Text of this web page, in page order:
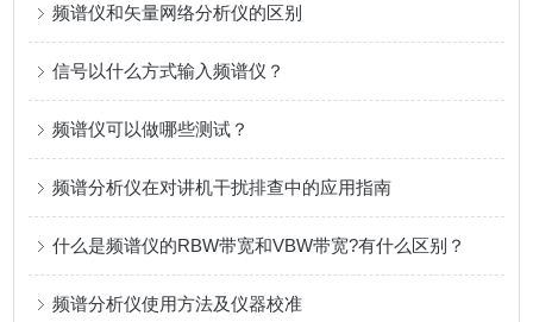
频谱仪和矢量网络分析仪的区别
信号以什么方式输入频谱仪？
频谱仪可以做哪些测试？
频谱分析仪在对讲机干扰排查中的应用指南
什么是频谱仪的RBW带宽和VBW带宽?有什么区别？
频谱分析仪使用方法及仪器校准